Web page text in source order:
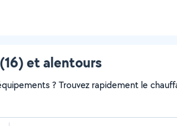
et alentours
? Trouvez rapidement le